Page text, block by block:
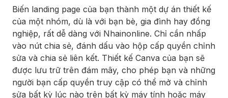
Biến landing page của bạn thành một dự án thiết kế
của một nhóm, dù là với bạn bè, gia đình hay đồng
nghiệp, rất dễ dàng với Nhainonline. Chỉ cần nhấp
vào nút chia sẻ, đánh dấu vào hộp cấp quyền chỉnh
sửa và chia sẻ liên kết. Thiết kế Canva của bạn sẽ
được lưu trữ trên đám mây, cho phép bạn và những
người bạn cấp quyền truy cập có thể mở và chỉnh
sửa bất kỳ lúc nào trên bất kỳ máy tính hoặc máy